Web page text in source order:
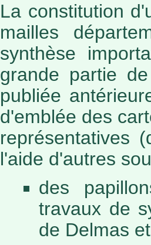
La constitution
mailles
synthèse
grande partie
publiée
d'emblée des
représentatives
l'aide d'autres
des
travaux de
de Delmas